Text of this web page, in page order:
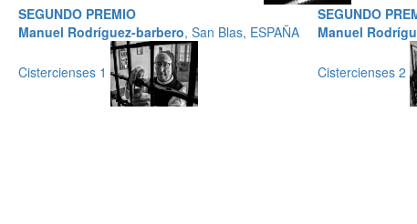
SEGUNDO PREMIO
Manuel Rodríguez-barbero, San Blas, ESPAÑA
Cistercienses 1
SEGUNDO
Manuel
Cistercienses 2